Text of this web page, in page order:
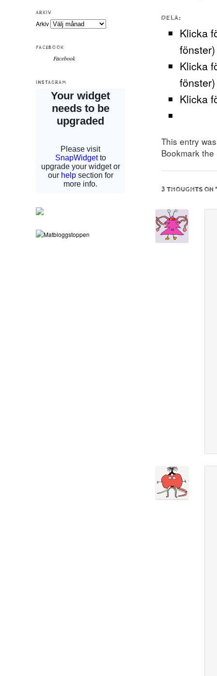
DELA:
Klicka
fönster)
Klicka
fönster)
Klicka
This entry
Bookmark the
3 THOUGHTS ON
ARKIV
Arkiv
FACEBOOK
Facebook
INSTAGRAM